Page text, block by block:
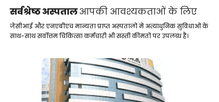
सर्वश्रेष्ठ अस्पतालआपकी आवश्यकताओं के लिए
जेसीआई और एनएबीएच मान्यता प्राप्त अस्पतालों में अत्याधुनिक सुविधाओं के
साथ-साथ सर्वोत्तम चिकित्सा कर्मचारी भी सस्ती कीमतों पर उपलब्ध हैं।